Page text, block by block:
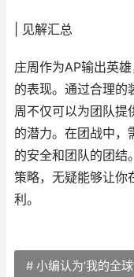
| 见解汇总
庄周作为AP输出英
的表现。通过合理的
周不仅可以为团队提
的潜力。在团战中，
的安全和团队的团结
策略，无疑能够让你
利。
# 小编认为‘我的全